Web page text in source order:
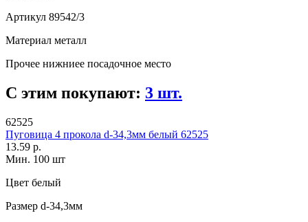
Артикул 89542/3
Материал металл
Прочее нижниее посадочное место
С этим покупают: 3 шт.
62525
Пуговица 4 прокола d-34,3мм белый 62525
13.59 р.
Мин. 100 шт
Цвет белый
Размер d-34,3мм